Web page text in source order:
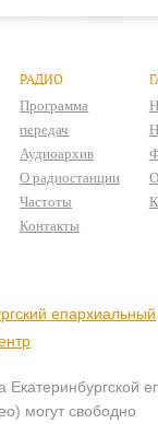
РАДИО
Программа
передач
Аудиоархив
О радиостанции
Частоты
Контакты
епархиальный
могут свободно